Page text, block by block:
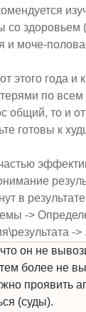
со здоровьем
и моче-
этого года и
по
общий, то и
готовы к
в
->
-
он не
более не
проявить
(суды).